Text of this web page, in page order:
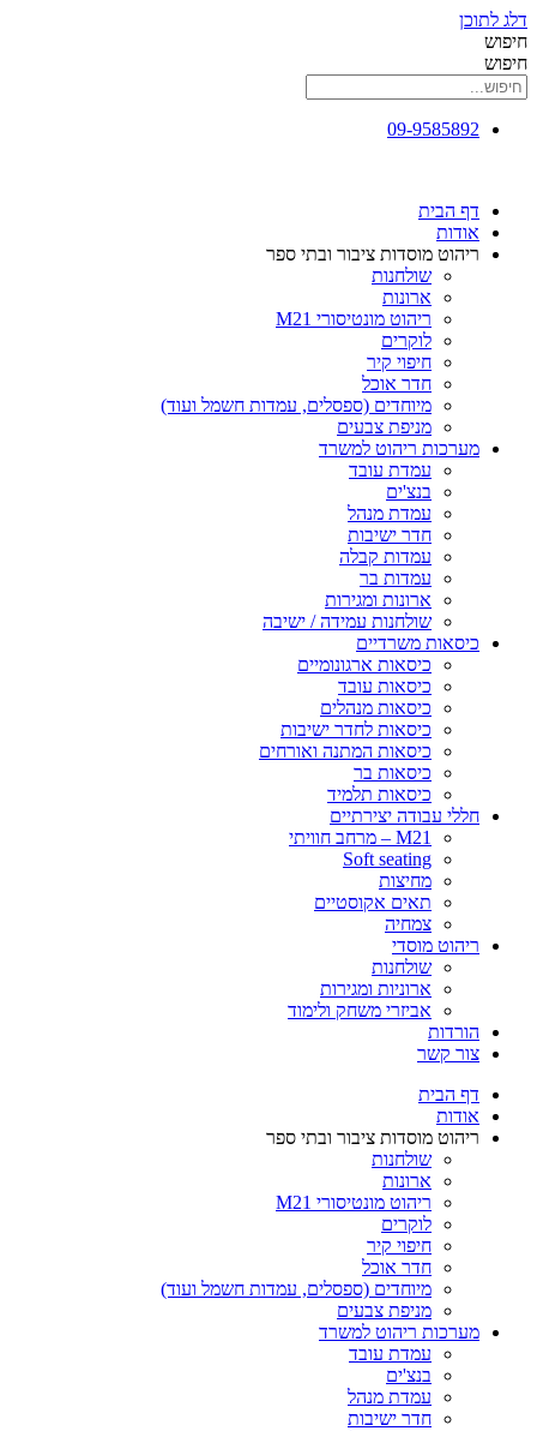
דלג לתוכן
חיפוש
חיפוש
09-9585892
דף הבית
אודות
ריהוט מוסדות ציבור ובתי ספר
שולחנות
ארונות
ריהוט מונטיסורי M21
לוקרים
חיפוי קיר
חדר אוכל
מיוחדים (ספסלים, עמדות חשמל ועוד)
מניפת צבעים
מערכות ריהוט למשרד
עמדת עובד
בנצ'ים
עמדת מנהל
חדר ישיבות
עמדות קבלה
עמדות בר
ארונות ומגירות
שולחנות עמידה / ישיבה
כיסאות משרדיים
כיסאות ארגונומיים
כיסאות עובד
כיסאות מנהלים
כיסאות לחדר ישיבות
כיסאות המתנה ואורחים
כיסאות בר
כיסאות תלמיד
חללי עבודה יצירתיים
M21 – מרחב חוויתי
Soft seating
מחיצות
תאים אקוסטיים
צמחיה
ריהוט מוסדי
שולחנות
ארוניות ומגירות
אביזרי משחק ולימוד
הורדות
צור קשר
דף הבית
אודות
ריהוט מוסדות ציבור ובתי ספר
שולחנות
ארונות
ריהוט מונטיסורי M21
לוקרים
חיפוי קיר
חדר אוכל
מיוחדים (ספסלים, עמדות חשמל ועוד)
מניפת צבעים
מערכות ריהוט למשרד
עמדת עובד
בנצ'ים
עמדת מנהל
חדר ישיבות